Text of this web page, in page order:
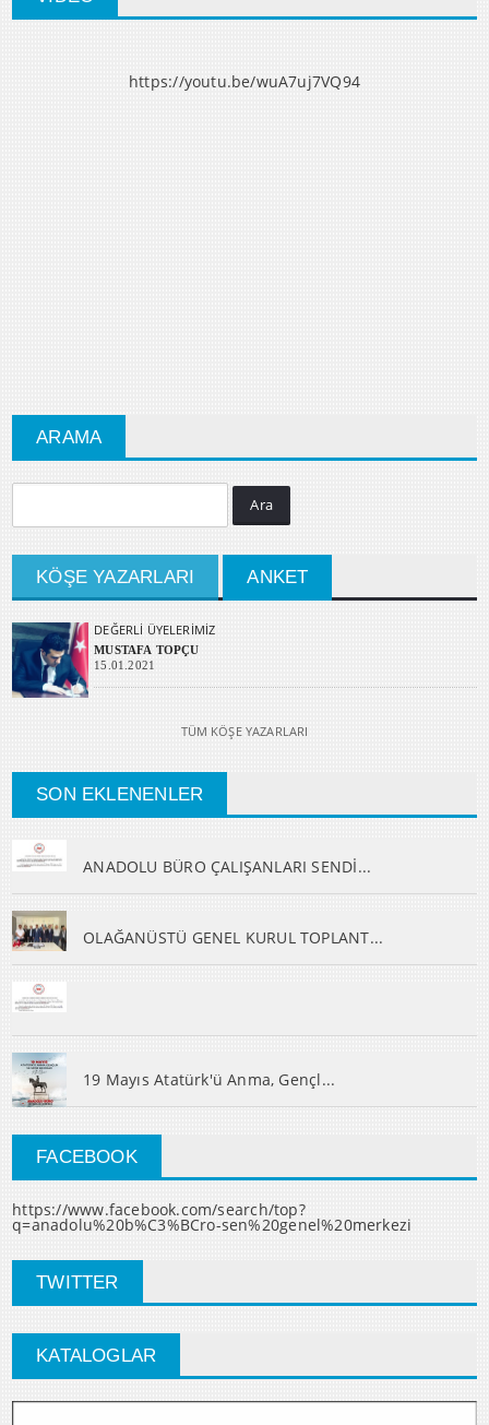
https://youtu.be/wuA7uj7VQ94
ARAMA
Ara
KÖŞE YAZARLARI ANKET
DEĞERLİ ÜYELERİMİZ
MUSTAFA TOPÇU
15.01.2021
TÜM KÖŞE YAZARLARI
SON EKLENENLER
ANADOLU BÜRO ÇALIŞANLARI SENDİ...
OLAĞANÜSTÜ GENEL KURUL TOPLANT...
19 Mayıs Atatürk'ü Anma, Gençl...
FACEBOOK
https://www.facebook.com/search/top?
q=anadolu%20b%C3%BCro-sen%20genel%20merkezi
TWITTER
KATALOGLAR